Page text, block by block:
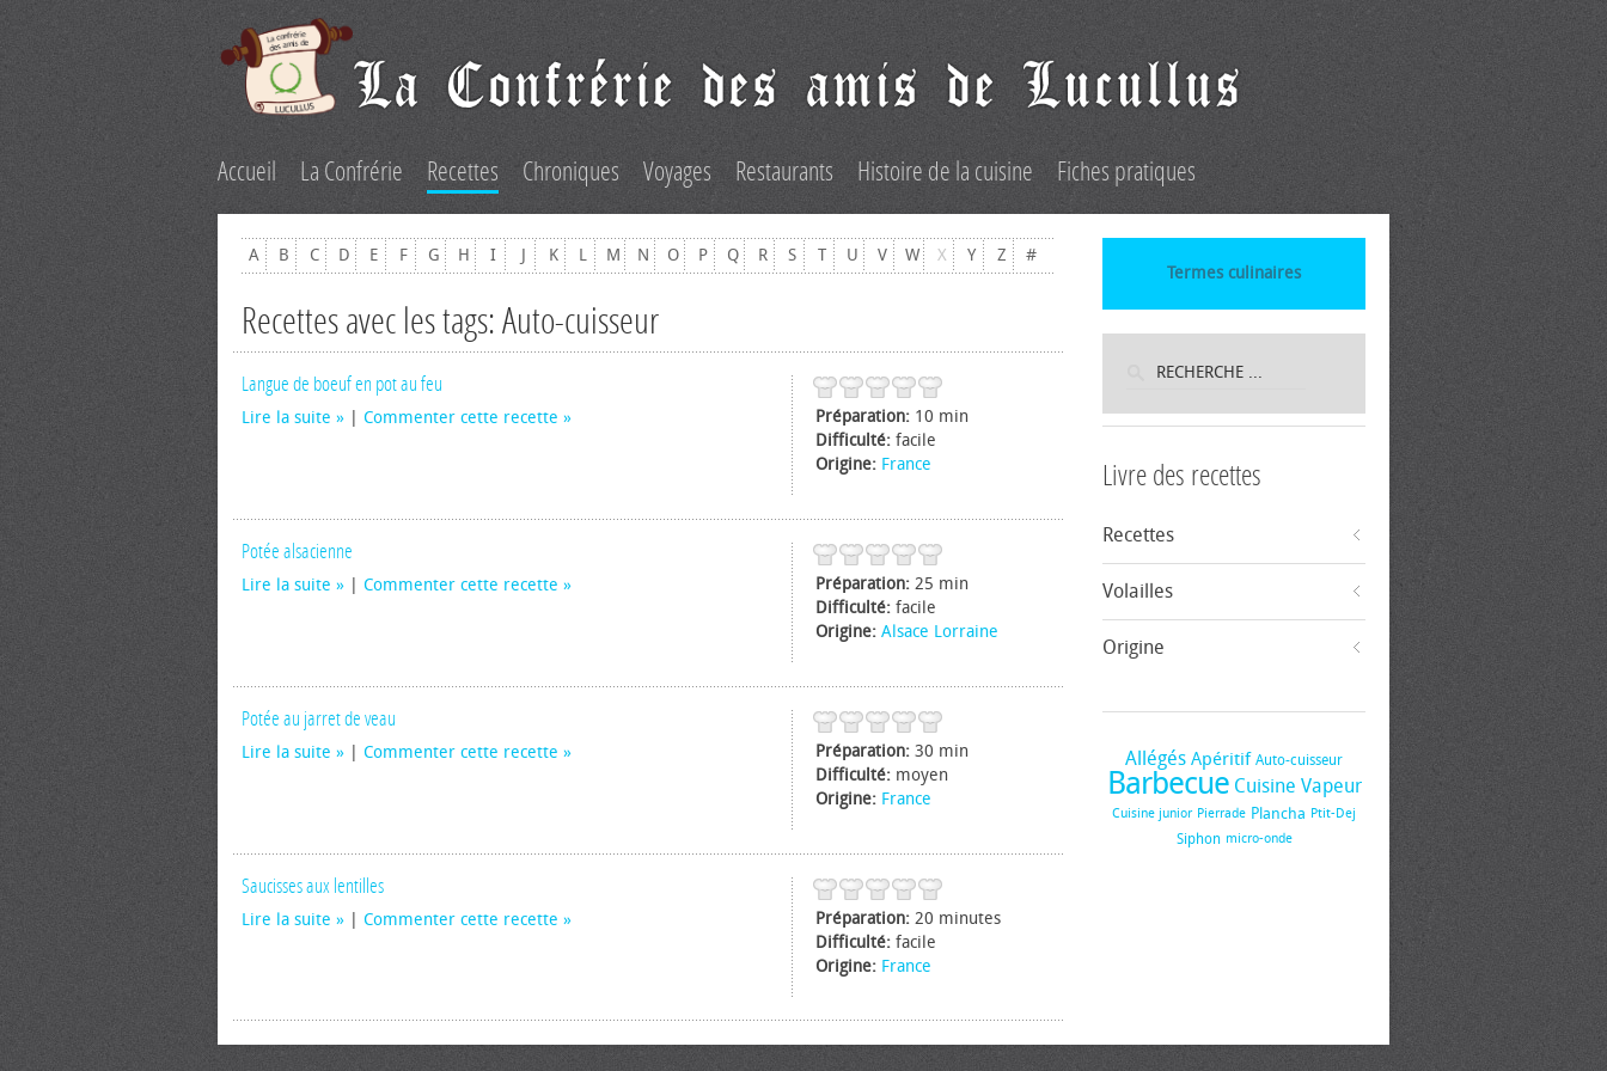
Accueil La Confrérie Recettes Chroniques Voyages Restaurants Histoire de la cuisine Fiches pratiques
A B C D E F G H I J K L M N O P Q R S T U V W X Y Z #
Recettes avec les tags: Auto-cuisseur
Préparation: 10 min
Difficulté: facile
Origine: France
Langue de boeuf en pot au feu
Lire la suite Commenter cette recette
Préparation: 25 min
Difficulté: facile
Origine: Alsace Lorraine
Potée alsacienne
Lire la suite Commenter cette recette
Préparation: 30 min
Difficulté: moyen
Origine: France
Potée au jarret de veau
Lire la suite Commenter cette recette
Préparation: 20 minutes
Difficulté: facile
Origine: France
Saucisses aux lentilles
Lire la suite Commenter cette recette
Termes culinaires
Livre des recettes
Recettes
Volailles
Origine
Allégés Apéritif Auto-cuisseur
Barbecue Cuisine Vapeur
Cuisine junior Pierrade Plancha Ptit-Dej
Siphon micro-onde